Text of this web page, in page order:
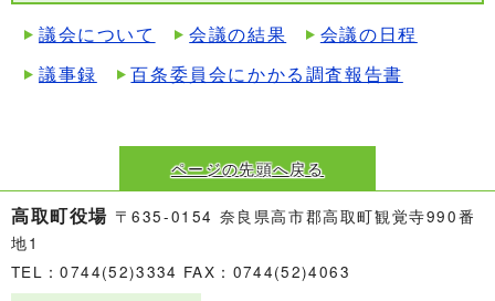
議会について 会議の結果
会議の日程
議事録
百条委員会にかかる調査報告書
ページの先頭へ戻る
高取町役場 〒635-0154 奈良県高市郡高取町観覚寺990番
地1
TEL：0744(52)3334 FAX：0744(52)4063